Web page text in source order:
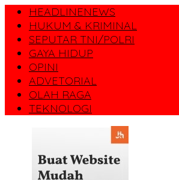
HEADLINENEWS
HUKUM & KRIMINAL
SEPUTAR TNI/POLRI
GAYA HIDUP
OPINI
ADVETORIAL
OLAH RAGA
TEKNOLOGI